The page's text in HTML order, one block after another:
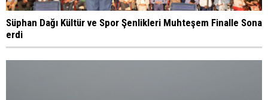
Süphan Dağı Kültür ve Spor Şenlikleri Muhteşem Finalle Sona
erdi